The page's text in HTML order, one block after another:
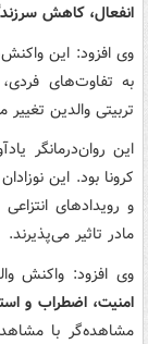
انفعال، کاهش
وی افزود: این
به تفاوت‌های
تربیتی والدین تغییر
این روان‌درمانگر
و رویدادهای
مادر تاثیر می‌پذیرند.
وی افزود: واکنش
امنیت، اضطراب و
مشاهده‌گر با